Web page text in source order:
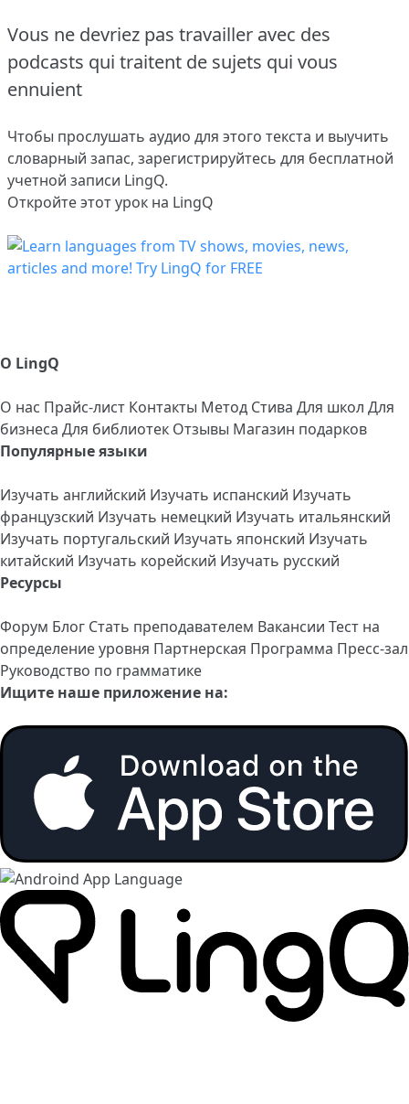
Vous ne devriez pas travailler avec des
podcasts qui traitent de sujets qui vous
ennuient
Чтобы прослушать аудио для этого текста и выучить
словарный запас, зарегистрируйтесь для бесплатной
учетной записи LingQ.
Откройте этот урок на LingQ
О LingQ
О нас Прайс-лист Контакты Метод Стива Для школ Для
бизнеса Для библиотек Отзывы Магазин подарков
Популярные языки
Изучать английский Изучать испанский Изучать
французский Изучать немецкий Изучать итальянский
Изучать португальский Изучать японский Изучать
китайский Изучать корейский Изучать русский
Ресурсы
Форум Блог Стать преподавателем Вакансии Тест на
определение уровня Партнерская Программа Пресс-зал
Руководство по грамматике
Ищите наше приложение на: